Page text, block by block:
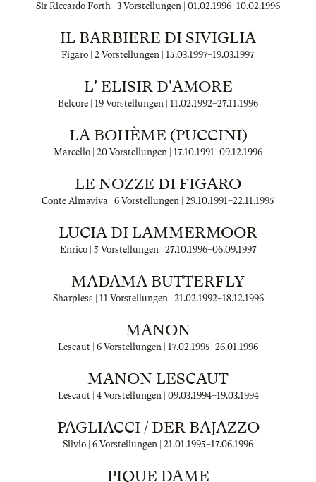
Sir Riccardo Forth | 3 Vorstellungen | 01.02.1996–10.02.1996
IL BARBIERE DI SIVIGLIA
Figaro | 2 Vorstellungen | 15.03.1997–19.03.1997
L' ELISIR D'AMORE
Belcore | 19 Vorstellungen | 11.02.1992–27.11.1996
LA BOHÈME (PUCCINI)
Marcello | 20 Vorstellungen | 17.10.1991–09.12.1996
LE NOZZE DI FIGARO
Conte Almaviva | 6 Vorstellungen | 29.10.1991–22.11.1995
LUCIA DI LAMMERMOOR
Enrico | 5 Vorstellungen | 27.10.1996–06.09.1997
MADAMA BUTTERFLY
Sharpless | 11 Vorstellungen | 21.02.1992–18.12.1996
MANON
Lescaut | 6 Vorstellungen | 17.02.1995–26.01.1996
MANON LESCAUT
Lescaut | 4 Vorstellungen | 09.03.1994–19.03.1994
PAGLIACCI / DER BAJAZZO
Silvio | 6 Vorstellungen | 21.01.1995–17.06.1996
PIQUE DAME